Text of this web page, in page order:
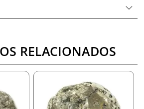
RELACIONADOS